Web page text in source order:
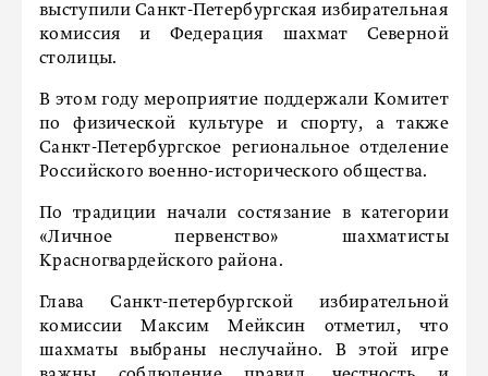
выступили Санкт-Петербургская избирательная
комиссия и Федерация шахмат Северной
столицы.
В этом году мероприятие поддержали Комитет
по физической культуре и спорту, а также
Санкт-Петербургское региональное отделение
Российского военно-исторического общества.
По традиции начали состязание в категории
«Личное первенство» шахматисты
Красногвардейского района.
Глава Санкт-петербургской избирательной
комиссии Максим Мейксин отметил, что
шахматы выбраны неслучайно. В этой игре